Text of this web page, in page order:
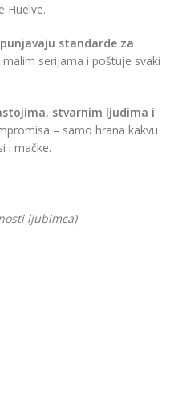
Huelve.
standarde za
malim serijama i poštuje svaki
stvarnim ljudima i
– samo hrana kakvu
i mačke.
ljubimca)